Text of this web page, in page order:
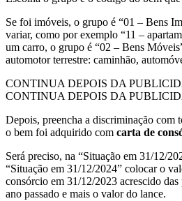
Se foi imóveis, o grupo é “01 – Bens
variar, como por exemplo “11 –
um carro, o grupo é “02 – Bens
automotor terrestre: caminhão,
CONTINUA DEPOIS DA
CONTINUA DEPOIS DA
Depois, preencha a discriminação com
o bem foi adquirido com carta de
Será preciso, na “Situação em 31/12/
“Situação em 31/12/2024” colocar o
consórcio em 31/12/2023 acrescido
ano passado e mais o valor do lance.